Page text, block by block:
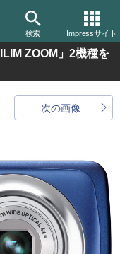
検索 Impressサイト
ZOOM」2機種を
次の画像